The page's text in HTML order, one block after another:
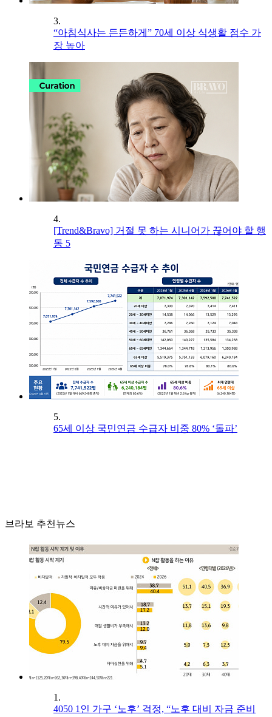
3.
“아침식사는 든든하게” 70세 이상 식생활 점수 가
장 높아
4.
[Trend&Bravo] 거절 못 하는 시니어가 끊어야 할 행
동 5
5.
65세 이상 국민연금 수급자 비중 80% ‘돌파’
브라보 추천뉴스
1.
4050 1인 가구 ‘노후’ 걱정, “노후 대비 자금 준비